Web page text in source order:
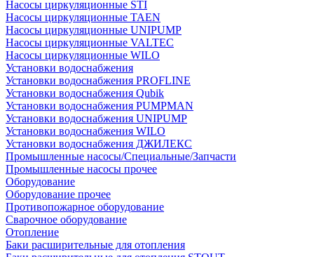
Насосы циркуляционные STI
Насосы циркуляционные TAEN
Насосы циркуляционные UNIPUMP
Насосы циркуляционные VALTEC
Насосы циркуляционные WILO
Установки водоснабжения
Установки водоснабжения PROFLINE
Установки водоснабжения Qubik
Установки водоснабжения PUMPMAN
Установки водоснабжения UNIPUMP
Установки водоснабжения WILO
Установки водоснабжения ДЖИЛЕКС
Промышленные насосы/Специальные/Запчасти
Промышленные насосы прочее
Оборудование
Оборудование прочее
Противопожарное оборудование
Сварочное оборудование
Отопление
Баки расширительные для отопления